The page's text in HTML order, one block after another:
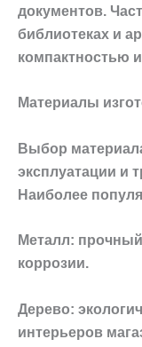
документов.
библиотеках и
компактностью
Материалы
Выбор
эксплуатации и
Наиболее
Металл:
коррозии.
Дерево:
интерьеров